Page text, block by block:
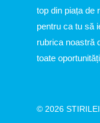
top din piața de
pentru ca tu să
rubrica noastră
toate
© 2026